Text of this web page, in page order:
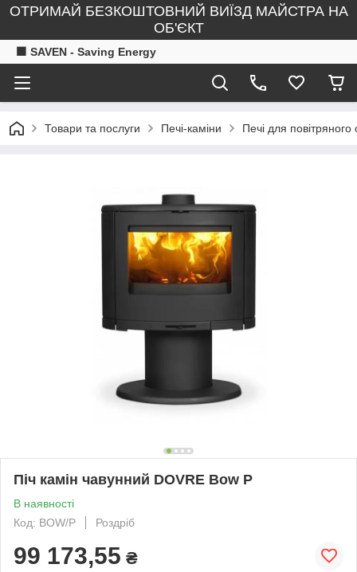
ОТРИМАЙ БЕЗКОШТОВНИЙ ВИЇЗД МАЙСТРА НА
ОБ'ЄКТ
🟧 SAVEN - Saving Energy
Товари та послуги Печі-каміни Печі для
Піч камін чавунний DOVRE Bow P
В наявності
Код: BOW/P
Роздріб
99 173,55 ₴